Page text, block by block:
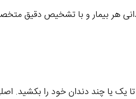
هر بیمار و با تشخیص دقیق
یک یا چند دندان خود را بکشید.